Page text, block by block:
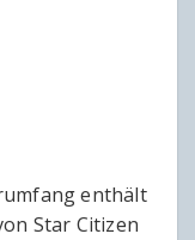
enthält
Star Citizen